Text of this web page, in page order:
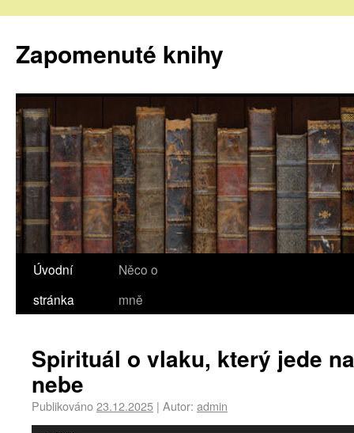
Zapomenuté knihy
Úvodní
stránka
Něco o
mně
Spirituál o vlaku, který jede
nebe
Publikováno23.12.2025 | Autor: admin